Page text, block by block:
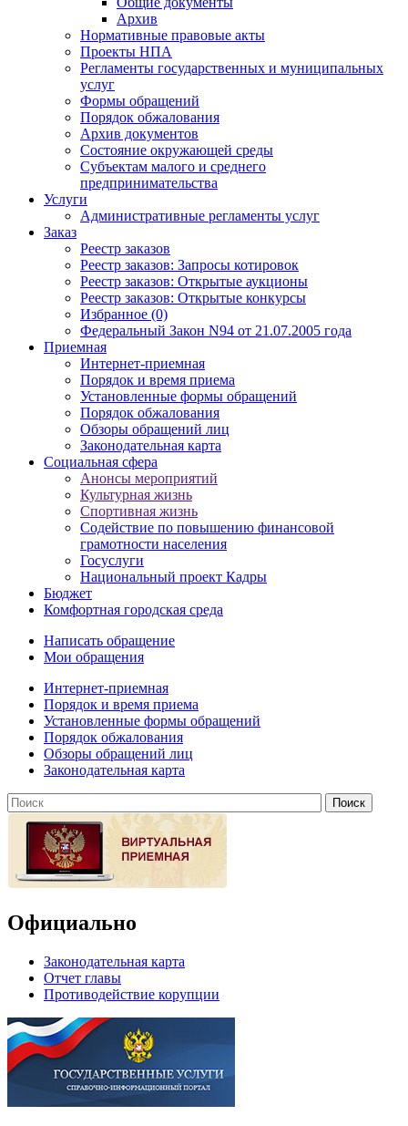
Архив
Нормативные правовые акты
Проекты НПА
Регламенты государственных и муниципальных
услуг
Формы обращений
Порядок обжалования
Архив документов
Состояние окружающей среды
Субъектам малого и среднего
предпринимательства
Услуги
Административные регламенты услуг
Заказ
Реестр заказов
Реестр заказов: Запросы котировок
Реестр заказов: Открытые аукционы
Реестр заказов: Открытые конкурсы
Избранное (0)
Федеральный Закон N94 от 21.07.2005 года
Приемная
Интернет-приемная
Порядок и время приема
Установленные формы обращений
Порядок обжалования
Обзоры обращений лиц
Законодательная карта
Социальная сфера
Анонсы мероприятий
Культурная жизнь
Спортивная жизнь
Содействие по повышению финансовой
грамотности населения
Госуслуги
Национальный проект Кадры
Бюджет
Комфортная городская среда
Написать обращение
Мои обращения
Интернет-приемная
Порядок и время приема
Установленные формы обращений
Порядок обжалования
Обзоры обращений лиц
Законодательная карта
Официально
Законодательная карта
Отчет главы
Противодействие корупции